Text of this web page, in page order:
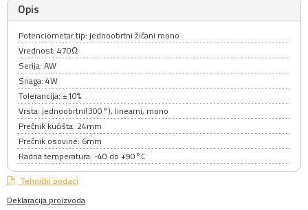
Opis
Potenciometar tip: jednoobrtni žičani mono
Vrednost: 470Ω
Serija: AW
Snaga: 4W
Tolerancija: ±10%
Vrsta: jednoobrtni(300°), linearni, mono
Prečnik kućišta: 24mm
Prečnik osovine: 6mm
Radna temperatura: -40 do +90°C
Tehnički podaci
Deklaracija proizvoda